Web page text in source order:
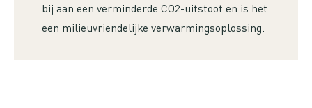
bij aan een verminderde CO2-uitstoot en is het
een milieuvriendelijke verwarmingsoplossing.